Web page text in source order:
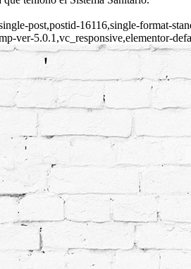
post,postid-16116,single-format-
ver-5.0.1,vc_responsive,elementor-